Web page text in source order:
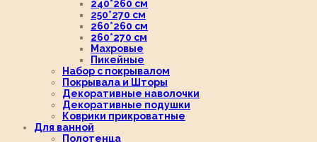
240*260 см
250*270 см
260*260 см
260*270 см
Махровые
Пикейные
Набор с покрывалом
Покрывала и Шторы
Декоративные наволочки
Декоративные подушки
Коврики прикроватные
Для ванной
Полотенца